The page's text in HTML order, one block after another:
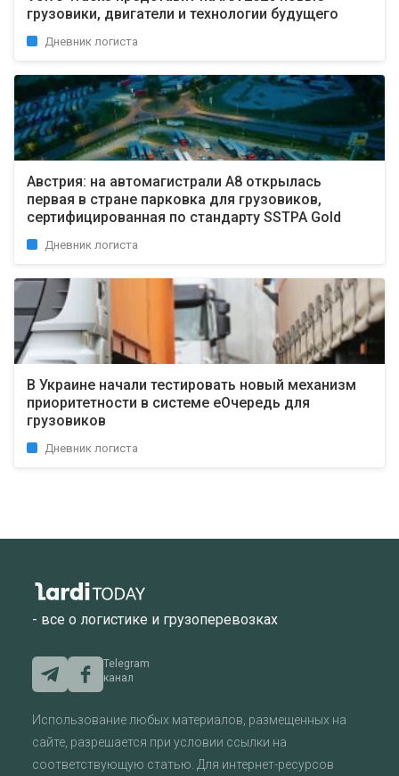
грузовики, двигатели и технологии будущего
Дневник логиста
Австрия: на автомагистрали A8 открылась
первая в стране парковка для грузовиков,
сертифицированная по стандарту SSTPA Gold
Дневник логиста
В Украине начали тестировать новый механизм
приоритетности в системе еОчередь для
грузовиков
Дневник логиста
- все о логистике и грузоперевозках
Telegram
канал
Использование любых материалов, размещенных на
сайте, разрешается при условии ссылки на
соответствующую статью. Для интернет-ресурсов